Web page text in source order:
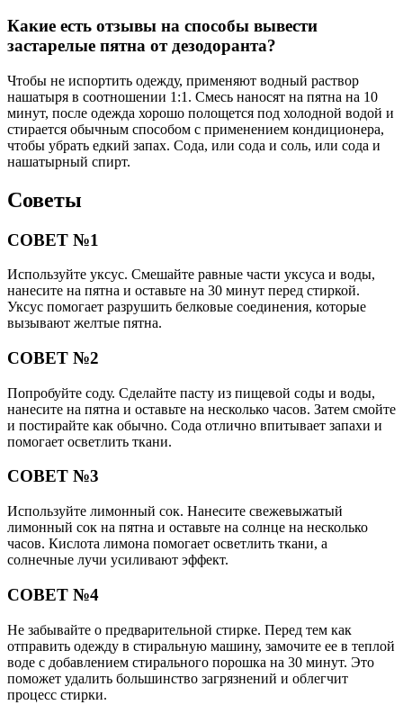
Какие есть отзывы на способы вывести
застарелые пятна от дезодоранта?
Чтобы не испортить одежду, применяют водный раствор
нашатыря в соотношении 1:1. Смесь наносят на пятна на 10
минут, после одежда хорошо полощется под холодной водой и
стирается обычным способом с применением кондиционера,
чтобы убрать едкий запах. Сода, или сода и соль, или сода и
нашатырный спирт.
Советы
СОВЕТ №1
Используйте уксус. Смешайте равные части уксуса и воды,
нанесите на пятна и оставьте на 30 минут перед стиркой.
Уксус помогает разрушить белковые соединения, которые
вызывают желтые пятна.
СОВЕТ №2
Попробуйте соду. Сделайте пасту из пищевой соды и воды,
нанесите на пятна и оставьте на несколько часов. Затем смойте
и постирайте как обычно. Сода отлично впитывает запахи и
помогает осветлить ткани.
СОВЕТ №3
Используйте лимонный сок. Нанесите свежевыжатый
лимонный сок на пятна и оставьте на солнце на несколько
часов. Кислота лимона помогает осветлить ткани, а
солнечные лучи усиливают эффект.
СОВЕТ №4
Не забывайте о предварительной стирке. Перед тем как
отправить одежду в стиральную машину, замочите ее в теплой
воде с добавлением стирального порошка на 30 минут. Это
поможет удалить большинство загрязнений и облегчит
процесс стирки.